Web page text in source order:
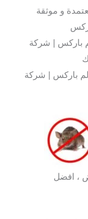
و موثقة
باركس | شركة
باركس | شركة
، افضل